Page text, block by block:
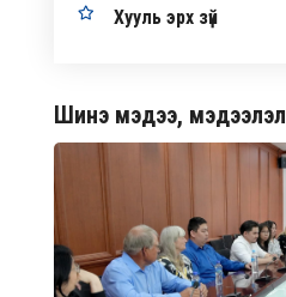
Хууль эрх зүй
Шинэ мэдээ, мэдээлэл